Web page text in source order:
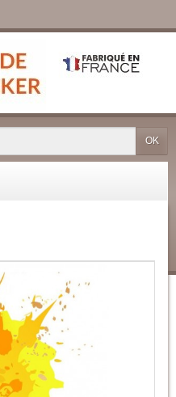
OK